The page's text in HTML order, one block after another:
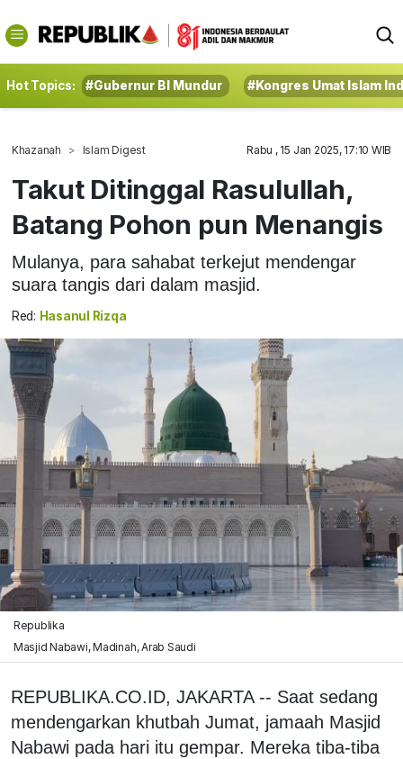
Hot Topics: #Gubernur BI Mundur #Kongres Umat Islam
Khazanah Islam Digest Rabu , 15 Jan 2025, 17:10 WIB
Takut Ditinggal Rasulullah,
Batang Pohon pun Menangis
Mulanya, para sahabat terkejut mendengar
suara tangis dari dalam masjid.
Red: Hasanul Rizqa
Republika
Masjid Nabawi, Madinah, Arab Saudi
REPUBLIKA.CO.ID, JAKARTA -- Saat sedang
mendengarkan khutbah Jumat, jamaah Masjid
Nabawi pada hari itu gempar. Mereka tiba-tiba